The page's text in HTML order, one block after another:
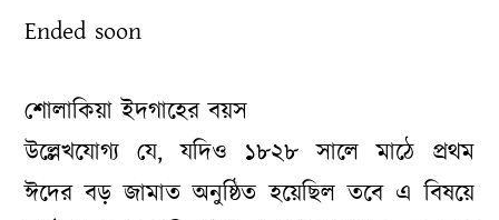
Ended soon
শোলাকিয়া ইদগাহের বয়স
উল্লেখযোগ্য যে, যদিও ১৮২৮ সালে মাঠে প্রথম
ঈদের বড় জামাত অনুষ্ঠিত হয়েছিল তবে এ বিষয়ে